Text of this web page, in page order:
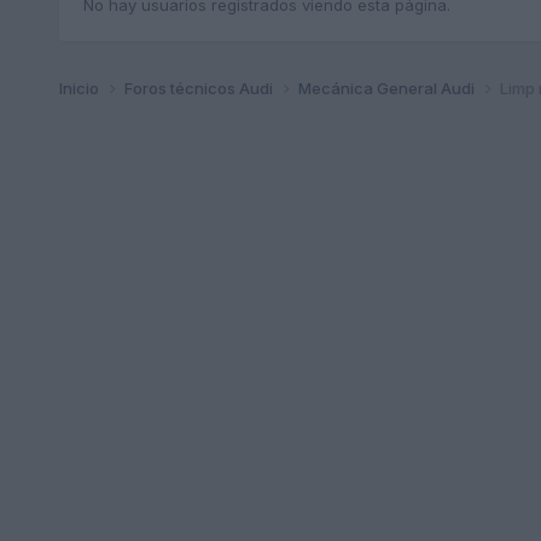
No hay usuarios registrados viendo esta página.
Inicio Foros técnicos Audi Mecánica General Audi